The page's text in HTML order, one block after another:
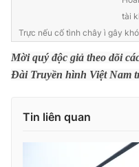
Tư vấn
Chuyên mục khác
tài
Trực nếu cố tình chây ì gây
Mời quý độc giả theo dõi
Đài Truyền hình Việt Nam
Tin liên quan